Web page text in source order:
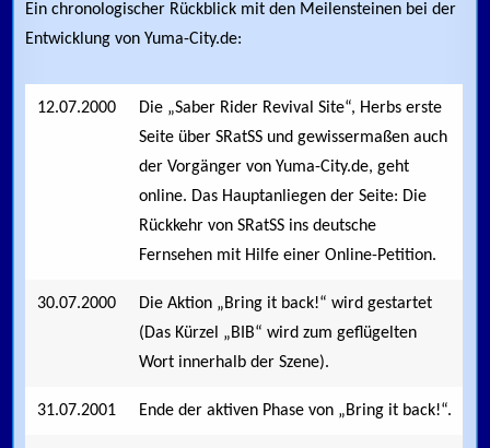
Ein chronologischer Rückblick mit den Meilensteinen bei der
Entwicklung von Yuma-City.de:
12.07.2000
Die „Saber Rider Revival Site“, Herbs erste
Seite über SRatSS und gewissermaßen auch
der Vorgänger von Yuma-City.de, geht
online. Das Hauptanliegen der Seite: Die
Rückkehr von SRatSS ins deutsche
Fernsehen mit Hilfe einer Online-Petition.
30.07.2000
Die Aktion „Bring it back!“ wird gestartet
(Das Kürzel „BIB“ wird zum geflügelten
Wort innerhalb der Szene).
31.07.2001 Ende der aktiven Phase von „Bring it back!“.